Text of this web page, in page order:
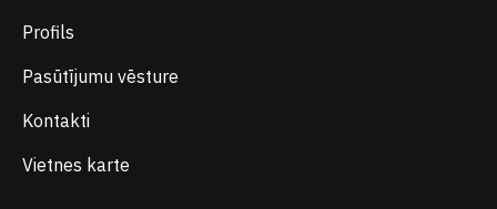
Profils
Pasūtījumu vēsture
Kontakti
Vietnes karte